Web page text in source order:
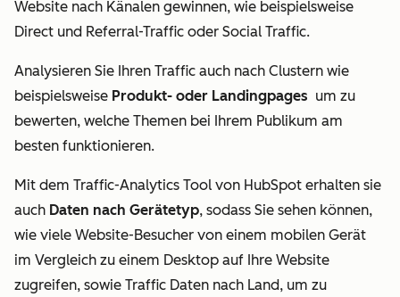
Website nach Känalen gewinnen, wie beispielsweise
Direct und Referral-Traffic oder Social Traffic.
Analysieren Sie Ihren Traffic auch nach Clustern wie
beispielsweise Produkt- oder Landingpages um zu
bewerten, welche Themen bei Ihrem Publikum am
besten funktionieren.
Mit dem Traffic-Analytics Tool von HubSpot erhalten sie
auch Daten nach Gerätetyp, sodass Sie sehen können,
wie viele Website-Besucher von einem mobilen Gerät
im Vergleich zu einem Desktop auf Ihre Website
zugreifen, sowie Traffic Daten nach Land, um zu